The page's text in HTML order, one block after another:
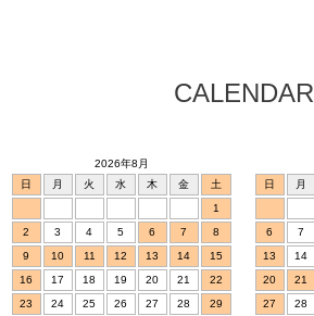
CALENDAR
2026年8月
日
月 火 水 木 金
土
1
2
3 4 5 6 7
8
9
10 11 12 13 14
15
16
17 18 19 20 21
22
23
24 25 26 27 28
29
日
月
6
7
13
14
20
21
27
28